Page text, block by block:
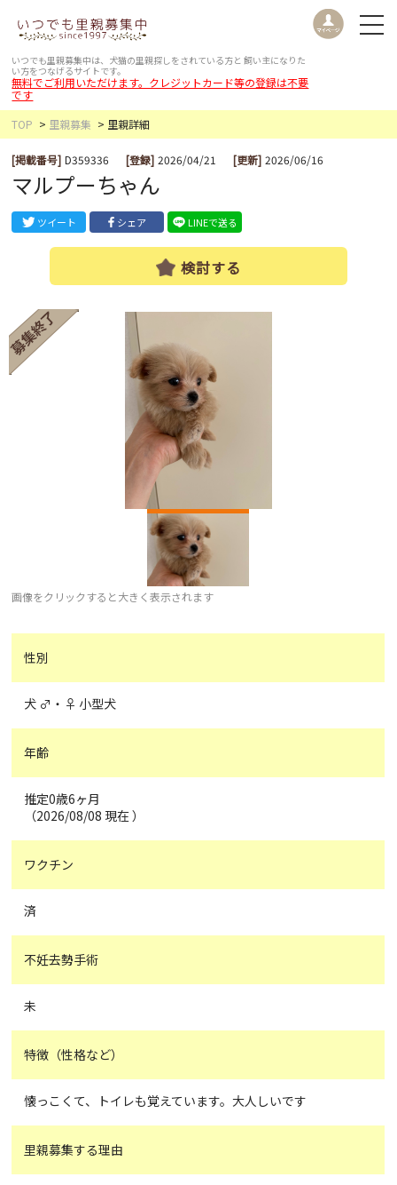
いつでも里親募集中は、犬猫の里親探しをされている方と 飼い主になりた
い方をつなげるサイトです。
無料でご利用いただけます。クレジットカード等の登録は不要
です
TOP
里親募集 里親詳細
[掲載番号] D359336 [登録] 2026/04/21 [更新] 2026/06/16
マルプーちゃん
ツイート シェア LINEで送る
検討する
画像をクリックすると大きく表示されます
性別
犬 ♂・♀ 小型犬
年齢
推定0歳6ヶ月
（2026/08/08 現在 ）
ワクチン
済
不妊去勢手術
未
特徴（性格など）
懐っこくて、トイレも覚えています。大人しいです
里親募集する理由